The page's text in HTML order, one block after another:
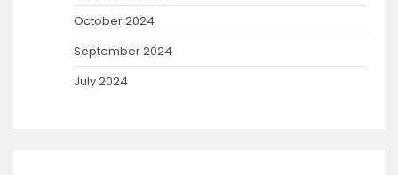
October 2024
September 2024
July 2024